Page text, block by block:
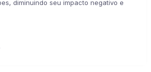
diminuindo seu impacto negativo e